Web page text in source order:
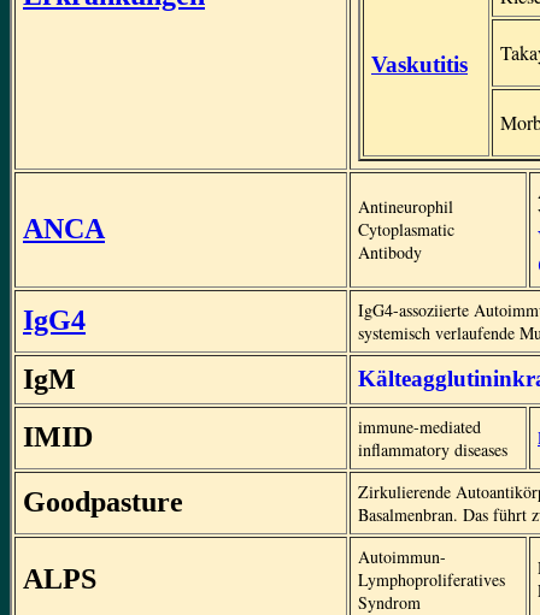
Vaskutitis
ANCA
Antineurophil
Cytoplasmatic
Antibody
IgG4
IgG4-assoziierte
systemisch verlaufende
IgM
IMID
immune-mediated
inflammatory diseases
Goodpasture
Zirkulierende
Basalmenbran. Das führt
ALPS
Autoimmun-
Lymphoproliferatives
Syndrom